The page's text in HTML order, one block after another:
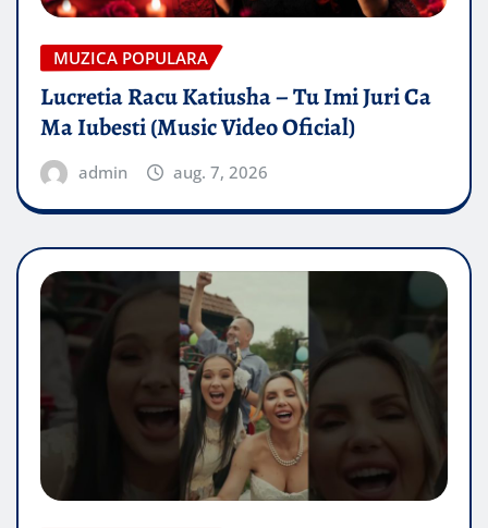
MUZICA POPULARA
Lucretia Racu Katiusha – Tu Imi Juri Ca
Ma Iubesti (Music Video Oficial)
admin aug. 7, 2026